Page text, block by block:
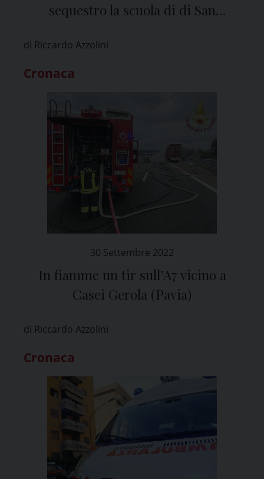
sequestro la scuola di di San
di Riccardo Azzolini
Cronaca
30 Settembre 2022
In fiamme un tir sull’A7 vicino a
Casei Gerola (Pavia)
di Riccardo Azzolini
Cronaca